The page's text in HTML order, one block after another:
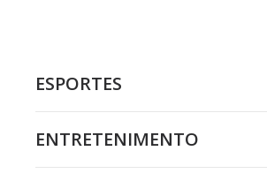
ESPORTES
ENTRETENIMENTO